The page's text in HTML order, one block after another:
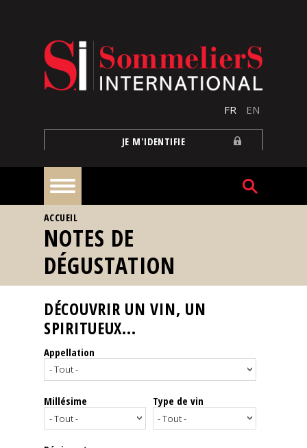
FR EN
JE M'IDENTIFIE
À
la
une
Reportages
Nos
Spiritueux
Notes
VOUS ÊTES ICI
ACCUEIL
NOTES DE
DÉGUSTATION
DÉCOUVRIR UN VIN, UN
SPIRITUEUX...
Appellation
Millésime Type de vin